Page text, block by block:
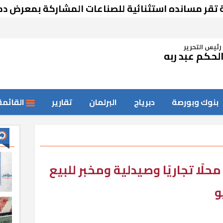
استثنائية للصناعات المشاركة بمعرض دمشق
رئيس التحريرعبد ربه
بنوك وبورصة دبرياج البرلمان تقارير
محمد خلف الله: طرح 27 محلًا تجاريًا وصيدلية ومخبر للبيع